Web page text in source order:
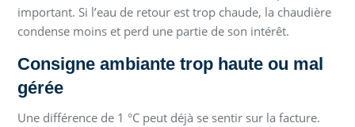
important. Si l’eau de retour est trop chaude, la chaudière
condense moins et perd une partie de son intérêt.
Consigne ambiante trop haute ou mal
gérée
Une différence de 1 °C peut déjà se sentir sur la facture.